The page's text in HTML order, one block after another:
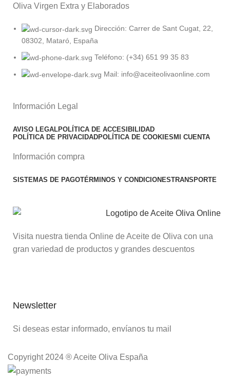
Oliva Virgen Extra y Elaborados
Dirección: Carrer de Sant Cugat, 22,
08302, Mataró, España
Teléfono: (+34) 651 99 35 83
Mail: info@aceiteolivaonline.com
Información Legal
AVISO LEGALPOLÍTICA DE ACCESIBILIDAD
POLÍTICA DE PRIVACIDADPOLÍTICA DE COOKIES MI CUENTA
Información compra
SISTEMAS DE PAGOTÉRMINOS Y CONDICIONESTRANSPORTE
Visita nuestra tienda Online de Aceite de Oliva con una
gran variedad de productos y grandes descuentos
Newsletter
Si deseas estar informado, envíanos tu mail
Copyright 2024 ® Aceite Oliva España